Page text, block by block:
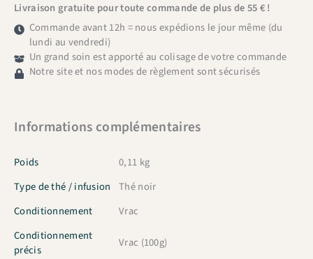
Cerises
100g
Livraison gratuite pour toute commande de plus de 55 € !
Commande avant 12h = nous expédions le jour même (du
lundi au vendredi)
Un grand soin est apporté au colisage de votre commande
Notre site et nos modes de règlement sont sécurisés
Informations complémentaires
Poids
0,11 kg
Type de thé / infusion
Thé noir
Conditionnement
Vrac
Conditionnement
précis
Vrac (100g)